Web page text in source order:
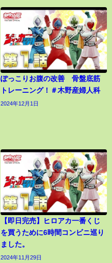
ぽっこりお腹の改善 骨盤底筋
トレーニング！＃木野産婦人科
2024年12月1日
【即日完売】ヒロアカ一番くじ
を買うために6時間コンビニ巡り
ました。
2024年11月29日